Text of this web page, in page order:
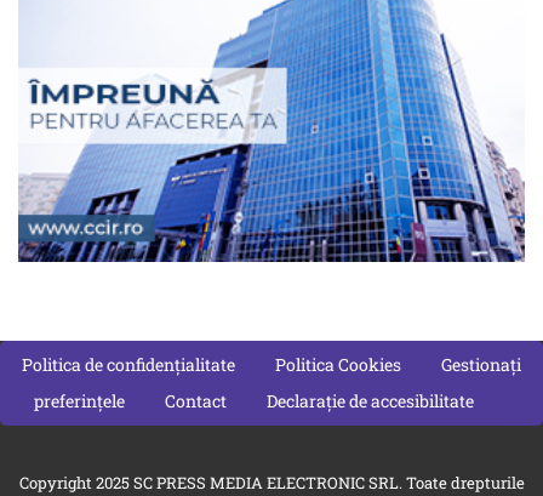
Politica de confidențialitate Politica Cookies
Gestionați
preferințele
Contact Declarație de accesibilitate
Copyright 2025 SC PRESS MEDIA ELECTRONIC SRL. Toate drepturile